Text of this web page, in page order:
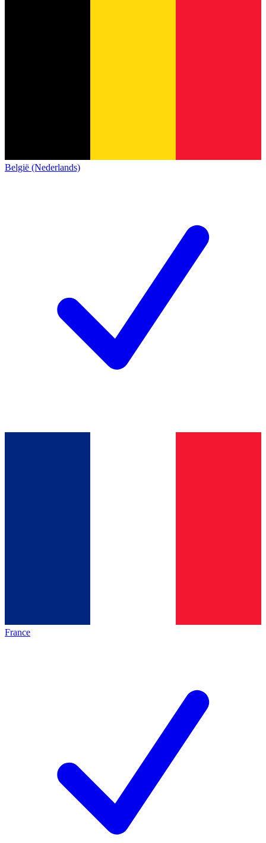
België (Nederlands)
France